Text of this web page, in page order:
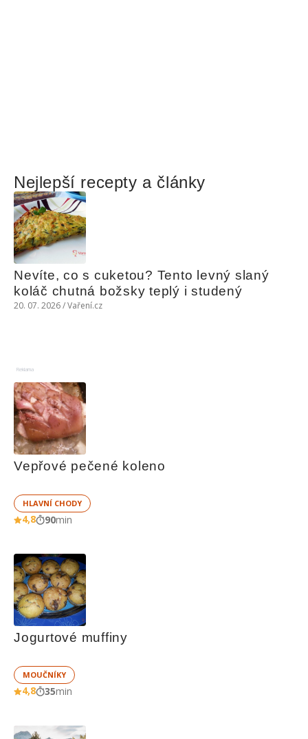
Nejlepší recepty a články
Nevíte, co s cuketou? Tento levný slaný
koláč chutná božsky teplý i studený
20. 07. 2026 / Vaření.cz
Reklama
Vepřové pečené koleno
HLAVNÍ CHODY
4,8 90min
Jogurtové muffiny
MOUČNÍKY
4,8 35min